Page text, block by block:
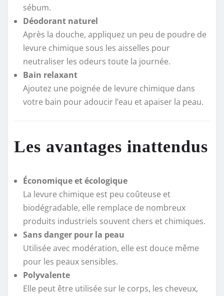
sébum.
Déodorant naturel
Après la douche, appliquez un peu de poudre de
levure chimique sous les aisselles pour
neutraliser les odeurs toute la journée.
Bain relaxant
Ajoutez une poignée de levure chimique dans
votre bain pour adoucir l’eau et apaiser la peau.
Les avantages inattendus
Économique et écologique
La levure chimique est peu coûteuse et
biodégradable, elle remplace de nombreux
produits industriels souvent chers et chimiques.
Sans danger pour la peau
Utilisée avec modération, elle est douce même
pour les peaux sensibles.
Polyvalente
Elle peut être utilisée sur le corps, les cheveux,